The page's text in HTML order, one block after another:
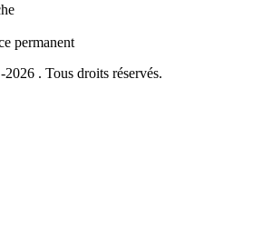
permanent
. Tous droits réservés.